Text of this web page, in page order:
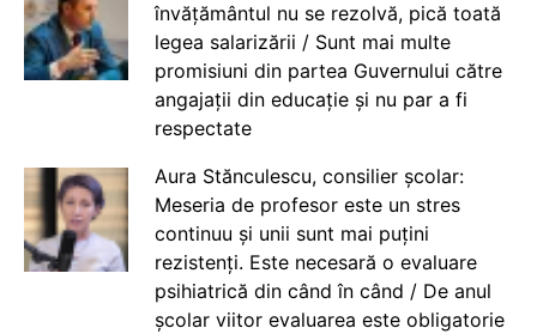
învățământul nu se rezolvă, pică toată
legea salarizării / Sunt mai multe
promisiuni din partea Guvernului către
angajații din educație și nu par a fi
respectate
Aura Stănculescu, consilier școlar:
Meseria de profesor este un stres
continuu și unii sunt mai puțini
rezistenți. Este necesară o evaluare
psihiatrică din când în când / De anul
școlar viitor evaluarea este obligatorie